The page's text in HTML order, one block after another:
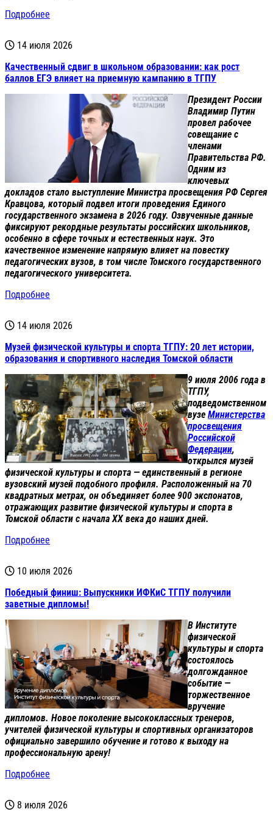
Подробнее
14 июля 2026
Качественный сдвиг в школьном образовании: как рост
баллов ЕГЭ влияет на приемную кампанию в ТГПУ
Президент России
Владимир Путин
провел рабочее
совещание с
членами
Правительства РФ.
Одним из
ключевых
докладов стало выступление Министра просвещения РФ Сергея
Кравцова, который подвел итоги проведения Единого
государственного экзамена в 2026 году. Озвученные данные
фиксируют рекордные результаты российских школьников,
особенно в сфере точных и естественных наук. Это
качественное изменение напрямую влияет на повестку
педагогических вузов, в том числе Томского государственного
педагогического университета.
Подробнее
14 июля 2026
Музей физической культуры и спорта ТГПУ: 20 лет истории,
образования и спортивного наследия Томской области
9 июля 2006 года в
ТГПУ,
подведомственном
вузе Министерства
просвещения
Российской
Федерации,
открылся музей
физической культуры и спорта — единственный в регионе
вузовский музей подобного профиля. Расположенный на 70
квадратных метрах, он объединяет более 900 экспонатов,
отражающих развитие физической культуры и спорта в
Томской области с начала XX века до наших дней.
Подробнее
10 июля 2026
Победный финиш: Выпускники ИФКиС ТГПУ получили
заветные дипломы!
В Институте
физической
культуры и спорта
состоялось
долгожданное
событие —
торжественное
вручение
дипломов. Новое поколение высококлассных тренеров,
учителей физической культуры и спортивных организаторов
официально завершило обучение и готово к выходу на
профессиональную арену!
Подробнее
8 июля 2026